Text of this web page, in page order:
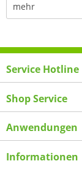
mehr
Service Hotline
Shop Service
Anwendungen
Informationen